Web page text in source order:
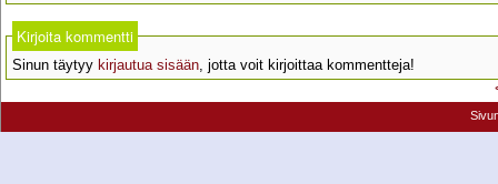
Kirjoita kommentti
Sinun täytyy kirjautua sisään, jotta voit kirjoittaa kommentteja!